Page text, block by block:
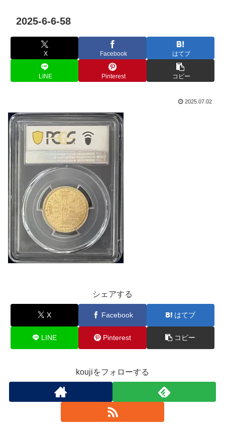
2025-6-6-58
X Facebook はてブ
LINE Pinterest コピー
2025.07.02
シェアする
X Facebook はてブ
LINE Pinterest コピー
koujiをフォローする